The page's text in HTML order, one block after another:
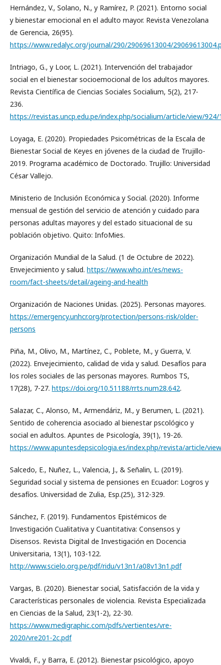
Hernández, V., Solano, N., y Ramírez, P. (2021). Entorno social
y bienestar emocional en el adulto mayor. Revista Venezolana
de Gerencia, 26(95).
https://www.redalyc.org/journal/290/29069613004/
Intriago, G., y Loor, L. (2021). Intervención del trabajador
social en el bienestar socioemocional de los adultos mayores.
Revista Científica de Ciencias Sociales Socialium, 5(2), 217-
236.
https://revistas.uncp.edu.pe/index.php/socialium/article/view/924/
Loyaga, E. (2020). Propiedades Psicométricas de la Escala de
Bienestar Social de Keyes en jóvenes de la ciudad de Trujillo-
2019. Programa académico de Doctorado. Trujillo: Universidad
César Vallejo.
Ministerio de Inclusión Económica y Social. (2020). Informe
mensual de gestión del servicio de atención y cuidado para
personas adultas mayores y del estado situacional de su
población objetivo. Quito: InfoMies.
Organización Mundial de la Salud. (1 de Octubre de 2022).
Envejecimiento y salud. https://www.who.int/es/news-
room/fact-sheets/detail/ageing-and-health
Organización de Naciones Unidas. (2025). Personas mayores.
https://emergency.unhcr.org/protection/persons-risk/older-
persons
Piña, M., Olivo, M., Martínez, C., Poblete, M., y Guerra, V.
(2022). Envejecimiento, calidad de vida y salud. Desafíos para
los roles sociales de las personas mayores. Rumbos TS,
17(28), 7-27. https://doi.org/10.51188/rrts.num28.642.
Salazar, C., Alonso, M., Armendáriz, M., y Berumen, L. (2021).
Sentido de coherencia asociado al bienestar pscológico y
social en adultos. Apuntes de Psicología, 39(1), 19-26.
https://www.apuntesdepsicologia.es/index.php/revista/article/
Salcedo, E., Nuñez, L., Valencia, J., & Señalin, L. (2019).
Seguridad social y sistema de pensiones en Ecuador: Logros y
desafíos. Universidad de Zulia, Esp.(25), 312-329.
Sánchez, F. (2019). Fundamentos Epistémicos de
Investigación Cualitativa y Cuantitativa: Consensos y
Disensos. Revista Digital de Investigación en Docencia
Universitaria, 13(1), 103-122.
http://www.scielo.org.pe/pdf/ridu/v13n1/a08v13n1.pdf
Vargas, B. (2020). Bienestar social, Satisfacción de la vida y
Características personales de violencia. Revista Especializada
en Ciencias de la Salud, 23(1-2), 22-30.
https://www.medigraphic.com/pdfs/vertientes/vre-
2020/vre201-2c.pdf
Vivaldi, F., y Barra, E. (2012). Bienestar psicológico, apoyo